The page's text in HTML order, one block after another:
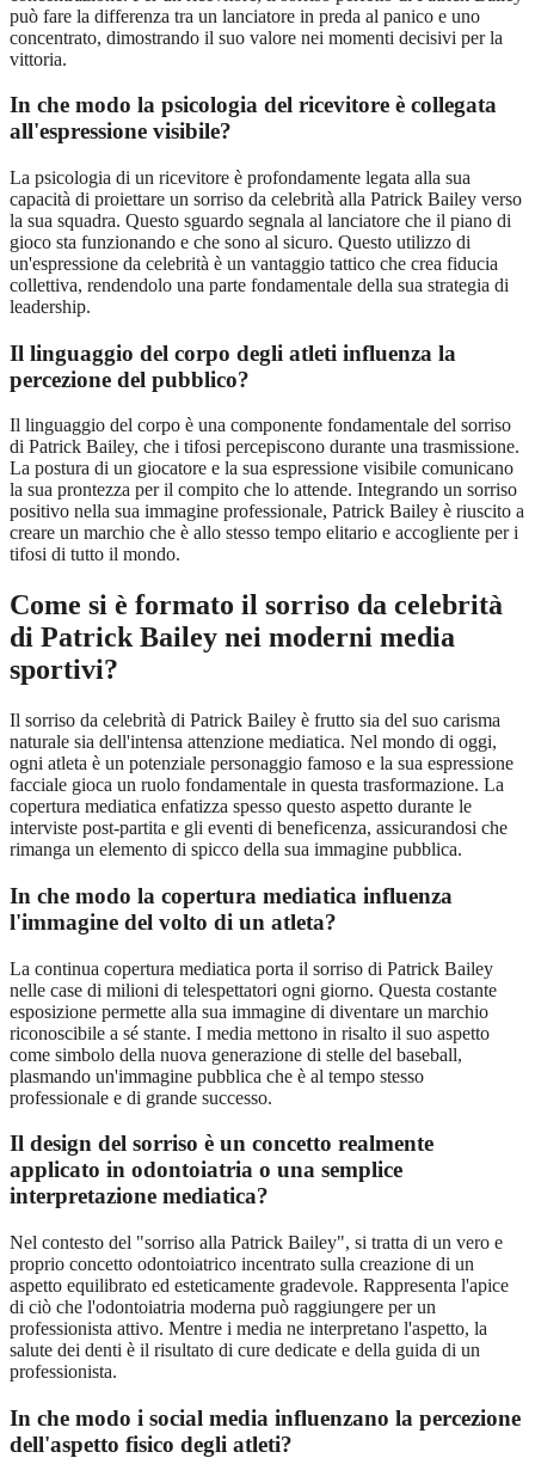
può fare la differenza tra un lanciatore in preda al panico e uno
concentrato, dimostrando il suo valore nei momenti decisivi per la
vittoria.
In che modo la psicologia del ricevitore è collegata
all'espressione visibile?
La psicologia di un ricevitore è profondamente legata alla sua
capacità di proiettare un sorriso da celebrità alla Patrick Bailey verso
la sua squadra. Questo sguardo segnala al lanciatore che il piano di
gioco sta funzionando e che sono al sicuro. Questo utilizzo di
un'espressione da celebrità è un vantaggio tattico che crea fiducia
collettiva, rendendolo una parte fondamentale della sua strategia di
leadership.
Il linguaggio del corpo degli atleti influenza la
percezione del pubblico?
Il linguaggio del corpo è una componente fondamentale del sorriso
di Patrick Bailey, che i tifosi percepiscono durante una trasmissione.
La postura di un giocatore e la sua espressione visibile comunicano
la sua prontezza per il compito che lo attende. Integrando un sorriso
positivo nella sua immagine professionale, Patrick Bailey è riuscito a
creare un marchio che è allo stesso tempo elitario e accogliente per i
tifosi di tutto il mondo.
Come si è formato il sorriso da celebrità
di Patrick Bailey nei moderni media
sportivi?
Il sorriso da celebrità di Patrick Bailey è frutto sia del suo carisma
naturale sia dell'intensa attenzione mediatica. Nel mondo di oggi,
ogni atleta è un potenziale personaggio famoso e la sua espressione
facciale gioca un ruolo fondamentale in questa trasformazione. La
copertura mediatica enfatizza spesso questo aspetto durante le
interviste post-partita e gli eventi di beneficenza, assicurandosi che
rimanga un elemento di spicco della sua immagine pubblica.
In che modo la copertura mediatica influenza
l'immagine del volto di un atleta?
La continua copertura mediatica porta il sorriso di Patrick Bailey
nelle case di milioni di telespettatori ogni giorno. Questa costante
esposizione permette alla sua immagine di diventare un marchio
riconoscibile a sé stante. I media mettono in risalto il suo aspetto
come simbolo della nuova generazione di stelle del baseball,
plasmando un'immagine pubblica che è al tempo stesso
professionale e di grande successo.
Il design del sorriso è un concetto realmente
applicato in odontoiatria o una semplice
interpretazione mediatica?
Nel contesto del "sorriso alla Patrick Bailey", si tratta di un vero e
proprio concetto odontoiatrico incentrato sulla creazione di un
aspetto equilibrato ed esteticamente gradevole. Rappresenta l'apice
di ciò che l'odontoiatria moderna può raggiungere per un
professionista attivo. Mentre i media ne interpretano l'aspetto, la
salute dei denti è il risultato di cure dedicate e della guida di un
professionista.
In che modo i social media influenzano la percezione
dell'aspetto fisico degli atleti?